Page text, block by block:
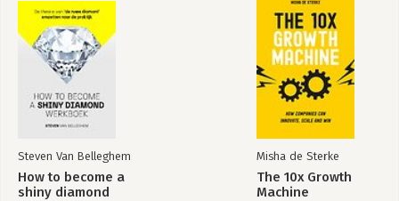
Steven Van Belleghem
How to become a
shiny diamond
Misha de Sterke
The 10x Growth
Machine